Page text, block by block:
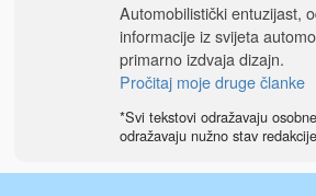
Automobilistički entuzijast,
informacije iz svijeta
primarno izdvaja dizajn.
Pročitaj moje druge članke
*Svi tekstovi odražavaju
odražavaju nužno stav